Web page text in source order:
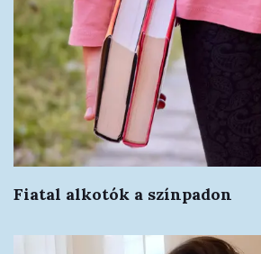
Fiatal alkotók a színpadon